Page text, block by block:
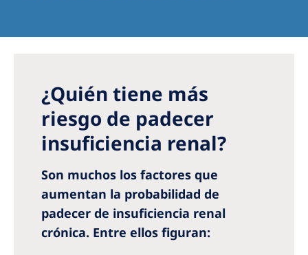
¿Quién tiene más
riesgo de padecer
insuficiencia renal?
Son muchos los factores que
aumentan la probabilidad de
padecer de insuficiencia renal
crónica. Entre ellos figuran: